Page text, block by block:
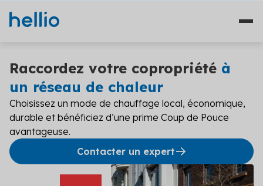
Nos solutions
Études
Travaux
Qui sommes-nous ?
Témoignages
Raccordez votre copropriété à
un réseau de chaleur
Choisissez un mode de chauffage local, économique,
durable et bénéficiez d’une prime Coup de Pouce
avantageuse.
Contacter un expert